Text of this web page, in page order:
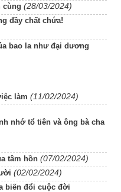
cùng (28/03/2024)
đầy chất chứa!
bao la như đại dương
làm (11/02/2024)
nhớ tổ tiên và ông bà cha
tâm hồn (07/02/2024)
(02/02/2024)
biến đổi cuộc đời